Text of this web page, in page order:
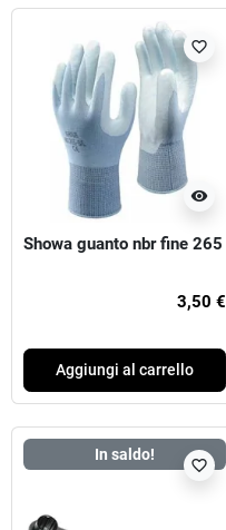
visibility
favorite_border
Showa guanto nbr fine 265
3,50 €
Aggiungi al carrello
In saldo!
favorite_border